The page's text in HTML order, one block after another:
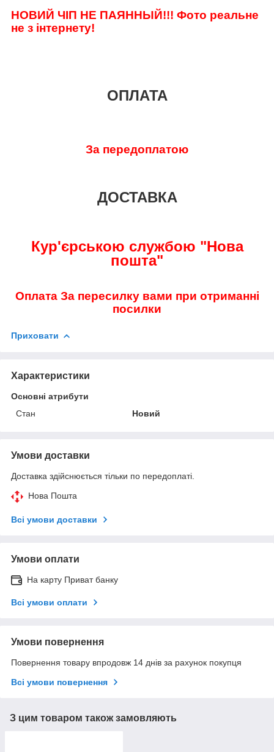
НОВИЙ ЧІП НЕ ПАЯННЫЙ!!! Фото реальне
не з інтернету!
ОПЛАТА
За передоплатою
ДОСТАВКА
Кур'єрською службою "Нова
пошта"
Оплата За пересилку вами при отриманні
посилки
Приховати
Характеристики
Основні атрибути
Стан
Новий
Умови доставки
Доставка здійснюється тільки по передоплаті.
Нова Пошта
Всі умови доставки
Умови оплати
На карту Приват банку
Всі умови оплати
Умови повернення
Повернення товару впродовж 14 днів за рахунок покупця
Всі умови повернення
З цим товаром також замовляють